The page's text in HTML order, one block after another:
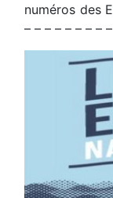
numéros des
– – – – – – – – –